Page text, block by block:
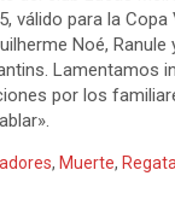
válido para la
Noé,
Lamentamos
por los
, Muerte,